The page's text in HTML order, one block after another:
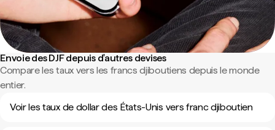
Envoie des DJF depuis d'autres devises
Compare les taux vers les francs djiboutiens depuis le monde
entier.
Voir les taux de dollar des États-Unis vers franc djiboutien